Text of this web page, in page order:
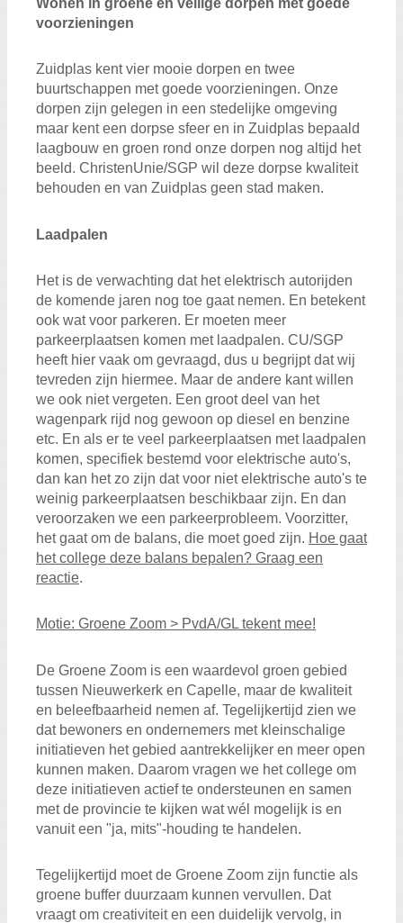
Wonen in groene en veilige dorpen met goede
voorzieningen
Zuidplas kent vier mooie dorpen en twee
buurtschappen met goede voorzieningen. Onze
dorpen zijn gelegen in een stedelijke omgeving
maar kent een dorpse sfeer en in Zuidplas bepaald
laagbouw en groen rond onze dorpen nog altijd het
beeld. ChristenUnie/SGP wil deze dorpse kwaliteit
behouden en van Zuidplas geen stad maken.
Laadpalen
Het is de verwachting dat het elektrisch autorijden
de komende jaren nog toe gaat nemen. En betekent
ook wat voor parkeren. Er moeten meer
parkeerplaatsen komen met laadpalen. CU/SGP
heeft hier vaak om gevraagd, dus u begrijpt dat wij
tevreden zijn hiermee. Maar de andere kant willen
we ook niet vergeten. Een groot deel van het
wagenpark rijd nog gewoon op diesel en benzine
etc. En als er te veel parkeerplaatsen met laadpalen
komen, specifiek bestemd voor elektrische auto's,
dan kan het zo zijn dat voor niet elektrische auto's te
weinig parkeerplaatsen beschikbaar zijn. En dan
veroorzaken we een parkeerprobleem. Voorzitter,
het gaat om de balans, die moet goed zijn. Hoe gaat
het college deze balans bepalen? Graag een
reactie.
Motie: Groene Zoom > PvdA/GL tekent mee!
De Groene Zoom is een waardevol groen gebied
tussen Nieuwerkerk en Capelle, maar de kwaliteit
en beleefbaarheid nemen af. Tegelijkertijd zien we
dat bewoners en ondernemers met kleinschalige
initiatieven het gebied aantrekkelijker en meer open
kunnen maken. Daarom vragen we het college om
deze initiatieven actief te ondersteunen en samen
met de provincie te kijken wat wél mogelijk is en
vanuit een "ja, mits"-houding te handelen.
Tegelijkertijd moet de Groene Zoom zijn functie als
groene buffer duurzaam kunnen vervullen. Dat
vraagt om creativiteit en een duidelijk vervolg, in